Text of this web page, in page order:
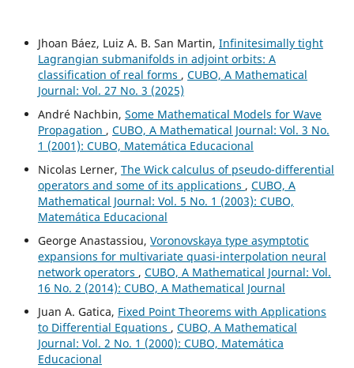
Jhoan Báez, Luiz A. B. San Martin, Infinitesimally tight
Lagrangian submanifolds in adjoint orbits: A
classification of real forms , CUBO, A Mathematical
Journal: Vol. 27 No. 3 (2025)
André Nachbin, Some Mathematical Models for Wave
Propagation , CUBO, A Mathematical Journal: Vol. 3 No.
1 (2001): CUBO, Matemática Educacional
Nicolas Lerner, The Wick calculus of pseudo-differential
operators and some of its applications , CUBO, A
Mathematical Journal: Vol. 5 No. 1 (2003): CUBO,
Matemática Educacional
George Anastassiou, Voronovskaya type asymptotic
expansions for multivariate quasi-interpolation neural
network operators , CUBO, A Mathematical Journal: Vol.
16 No. 2 (2014): CUBO, A Mathematical Journal
Juan A. Gatica, Fixed Point Theorems with Applications
to Differential Equations , CUBO, A Mathematical
Journal: Vol. 2 No. 1 (2000): CUBO, Matemática
Educacional